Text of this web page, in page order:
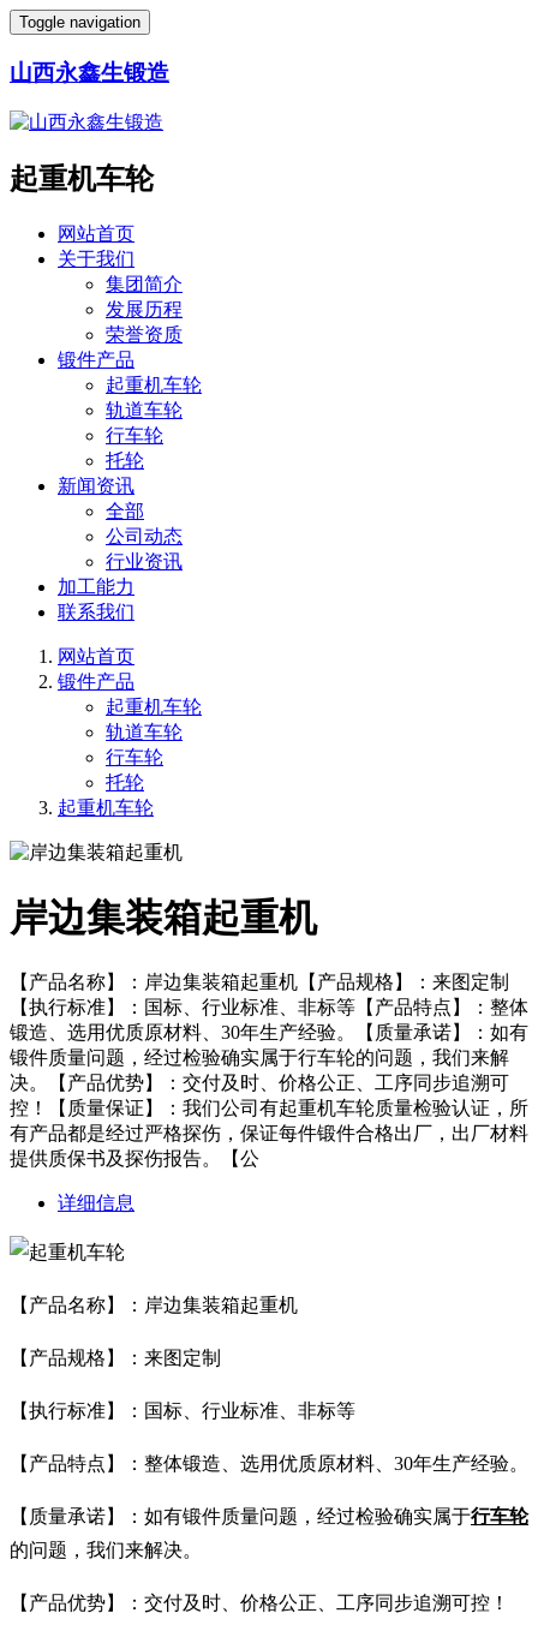
Toggle navigation
山西永鑫生锻造
起重机车轮
网站首页
关于我们
集团简介
发展历程
荣誉资质
锻件产品
起重机车轮
轨道车轮
行车轮
托轮
新闻资讯
全部
公司动态
行业资讯
加工能力
联系我们
网站首页
锻件产品
起重机车轮
轨道车轮
行车轮
托轮
起重机车轮
岸边集装箱起重机
【产品名称】：岸边集装箱起重机【产品规格】：来图定制
【执行标准】：国标、行业标准、非标等【产品特点】：整体
锻造、选用优质原材料、30年生产经验。【质量承诺】：如有
锻件质量问题，经过检验确实属于行车轮的问题，我们来解
决。【产品优势】：交付及时、价格公正、工序同步追溯可
控！【质量保证】：我们公司有起重机车轮质量检验认证，所
有产品都是经过严格探伤，保证每件锻件合格出厂，出厂材料
提供质保书及探伤报告。【公
详细信息
【产品名称】：岸边集装箱起重机
【产品规格】：来图定制
【执行标准】：国标、行业标准、非标等
【产品特点】：整体锻造、选用优质原材料、30年生产经验。
【质量承诺】：如有锻件质量问题，经过检验确实属于行车轮
的问题，我们来解决。
【产品优势】：交付及时、价格公正、工序同步追溯可控！